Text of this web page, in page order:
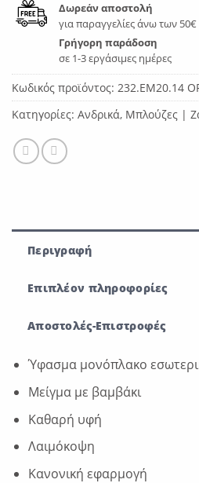
Δωρεάν αποστολή
για παραγγελίες άνω των 50€
Γρήγορη παράδοση
σε 1-3 εργάσιμες ημέρες
Κωδικός προϊόντος: 232.EM20.14
Κατηγορίες: Ανδρικά, Μπλούζες |
Περιγραφή
Επιπλέον πληροφορίες
Αποστολές-Επιστροφές
Ύφασμα μονόπλακο
Μείγμα με βαμβάκι
Καθαρή υφή
Λαιμόκοψη
Κανονική εφαρμογή